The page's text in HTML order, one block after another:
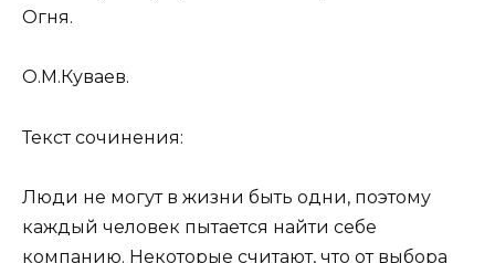
Огня.
О.М.Куваев.
Текст сочинения:
Люди не могут в жизни быть одни, поэтому
каждый человек пытается найти себе
компанию. Некоторые считают, что от выбора